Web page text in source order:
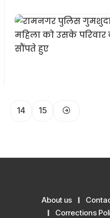
14 15
About us
Corrections